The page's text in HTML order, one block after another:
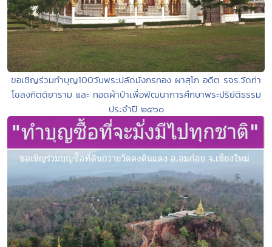
ขอเชิญร่วมทำบุญ100วันพระปลัดมังกรทอง ผาสุโก อดีต รจร.วัดท่า
โขลงกิตติยาราม และ ทอดผ้าป่าเพื่อพัฒนาการศึกษาพระปริยัติธรรม
ประจำปี ๒๕๖๐